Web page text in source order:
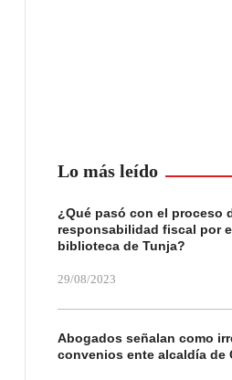
Lo más leído
¿Qué pasó con el proceso
responsabilidad fiscal por
biblioteca de Tunja?
29/08/2023
Abogados señalan como
convenios ente alcaldía de